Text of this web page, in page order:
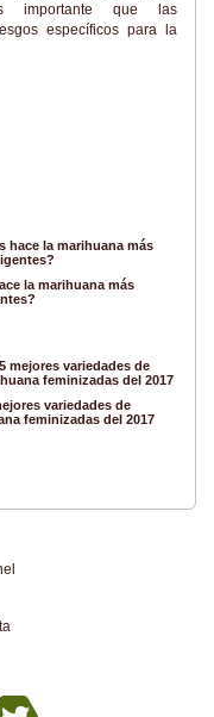
importante que las
específicos para la
la marihuana más
variedades de
feminizadas del 2017